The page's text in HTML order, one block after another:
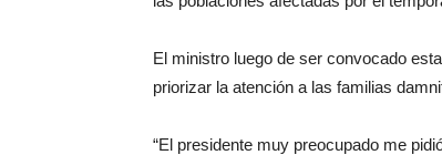
El ministro luego de ser convocado
priorizar la atención a las familias
“El presidente muy preocupado me